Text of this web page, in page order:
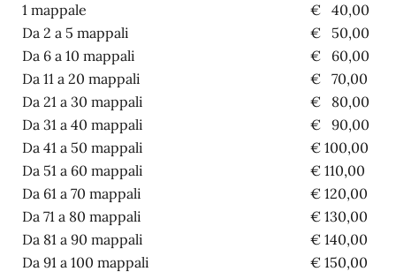
1 mappale
€ 40,00
Da 2 a 5 mappali
€ 50,00
Da 6 a 10 mappali
€ 60,00
Da 11 a 20 mappali
€ 70,00
Da 21 a 30 mappali
€ 80,00
Da 31 a 40 mappali
€ 90,00
Da 41 a 50 mappali
€ 100,00
Da 51 a 60 mappali
€ 110,00
Da 61 a 70 mappali
€ 120,00
Da 71 a 80 mappali
€ 130,00
Da 81 a 90 mappali
€ 140,00
Da 91 a 100 mappali
€ 150,00